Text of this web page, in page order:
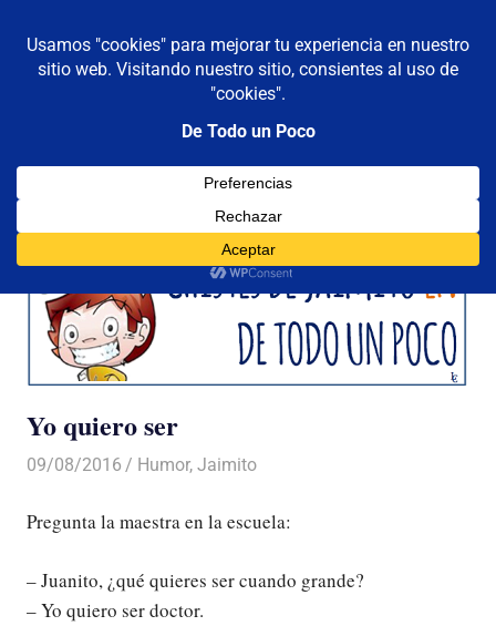
contenido
De todo un poco
Reflexiones,
Viajes
MENÚ
Yo quiero ser
09/08/2016 Luis Castellanos
Humor,Jaimito
Pregunta la maestra en la escuela:
– Juanito, ¿qué quieres ser cuando grande?
– Yo quiero ser doctor.